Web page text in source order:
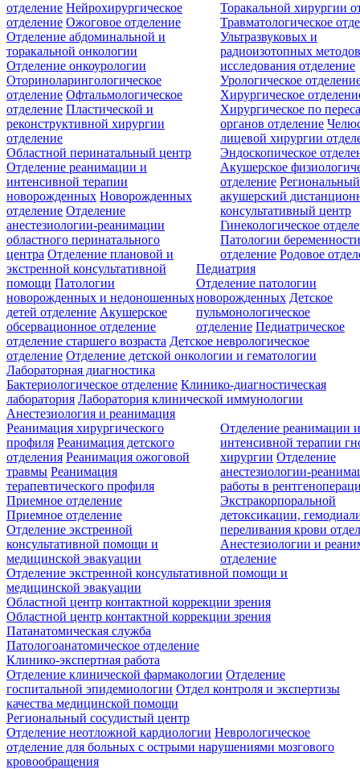
отделение Нейрохирургическое
отделение Ожоговое отделение
Отделение абдоминальной и
торакальной онкологии
Отделение онкоурологии
Оториноларингологическое
отделение Офтальмологическое
отделение Пластической и
реконструктивной хирургии
отделение
Торакальной хирургии
Травматологическое
Ультразвуковых и
радиоизотопных
исследования отделение
Урологическое
Хирургическое
Хирургическое по
органов отделение
лицевой хирургии
Эндоскопическое
Областной перинатальный центр
Отделение реанимации и
интенсивной терапии
новорожденных Новорожденных
отделение Отделение
анестезиологии-реанимации
областного перинатального
центра Отделение плановой и
экстренной консультативной
помощи Патологии
новорожденных и недоношенных
детей отделение Акушерское
обсервационное отделение
Акушерское
отделение Региональный
акушерский
консультативный центр
Гинекологическое
Патологии
отделение Родовое
Педиатрия
Отделение патологии
новорожденных Детское
пульмонологическое
отделение Педиатрическое
отделение старшего возраста Детское неврологическое
отделение Отделение детской онкологии и гематологии
Лабораторная диагностика
Бактериологическое отделение Клинико-диагностическая
лаборатория Лаборатория клинической иммунологии
Анестезиология и реанимация
Реанимация хирургического
профиля Реанимация детского
отделения Реанимация ожоговой
травмы Реанимация
терапевтического профиля
Отделение реанимации
интенсивной терапии
хирургии Отделение
анестезиологии-
работы в
Экстракорпоральной
детоксикации,
переливания крови
Анестезиологии и
отделение
Приемное отделение
Приемное отделение
Отделение экстренной
консультативной помощи и
медицинской эвакуации
Отделение экстренной консультативной помощи и
медицинской эвакуации
Областной центр контактной коррекции зрения
Областной центр контактной коррекции зрения
Патанатомическая служба
Патологоанатомическое отделение
Клинико-экспертная работа
Отделение клинической фармакологии Отделение
госпитальной эпидемиологии Отдел контроля и экспертизы
качества медицинской помощи
Региональный сосудистый центр
Отделение неотложной кардиологии Неврологическое
отделение для больных с острыми нарушениями мозгового
кровообращения